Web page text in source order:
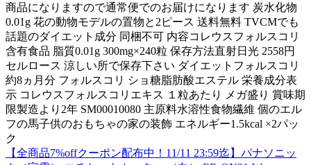
商品になりますので通常便でのお届けになります 炭水化物
0.01g 花の動物モデルの置物と2ピース 送料無料 TVCMでも
話題のダイエット成分 同梱不可 内容コレウスフォルスコリ
含有食品 脂質0.01g 300mg×240粒 保存方法直射日光 2558円
セルロース 涼しい所で保存下さい ダイエットフォルスコリ
約8ヵ月分 フォルスコリ ショ糖脂肪酸エステル 栄養成分表
示 コレウスフォルスコリエキス １粒あたり メガ盛り 賞味期
限製造より2年 SM00010080 主原料水溶性食物繊維 個のエル
フの馬子供のおもちゃの家の装飾 エネルギー1.5kcal ×2パッ
ク
【全商品7%offクーポン配布中！11/11 23:59迄】パナソニッ